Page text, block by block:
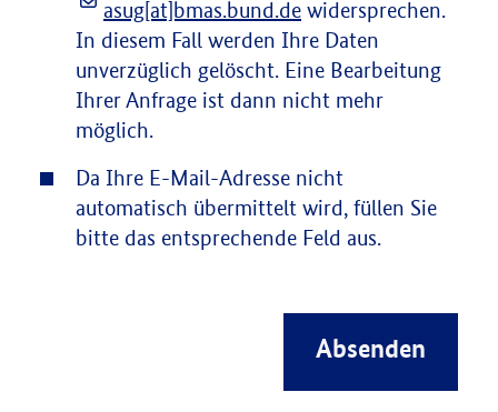
asug[at]bmas.bund.de widersprechen.
In diesem Fall werden Ihre Daten
unverzüglich gelöscht. Eine Bearbeitung
Ihrer Anfrage ist dann nicht mehr
möglich.
Da Ihre E-Mail-Adresse nicht
automatisch übermittelt wird, füllen Sie
bitte das entsprechende Feld aus.
Absenden